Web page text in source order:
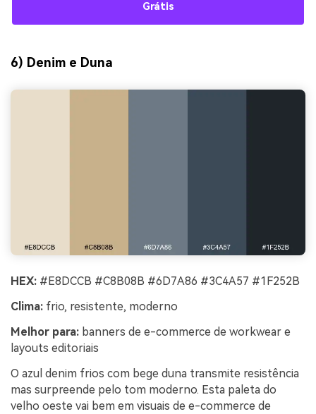
Grátis
6) Denim e Duna
HEX: #E8DCCB #C8B08B #6D7A86 #3C4A57 #1F252B
Clima: frio, resistente, moderno
Melhor para: banners de e-commerce de workwear e
layouts editoriais
O azul denim frios com bege duna transmite resistência
mas surpreende pelo tom moderno. Esta paleta do
velho oeste vai bem em visuais de e-commerce de